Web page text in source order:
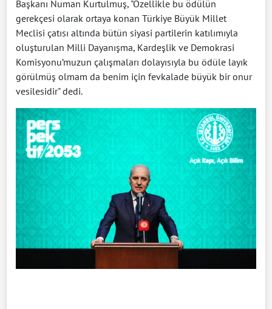
Başkanı Numan Kurtulmuş, "Özellikle bu ödülün
gerekçesi olarak ortaya konan Türkiye Büyük Millet
Meclisi çatısı altında bütün siyasi partilerin katılımıyla
oluşturulan Milli Dayanışma, Kardeşlik ve Demokrasi
Komisyonu’muzun çalışmaları dolayısıyla bu ödüle layık
görülmüş olmam da benim için fevkalade büyük bir onur
vesilesidir" dedi.